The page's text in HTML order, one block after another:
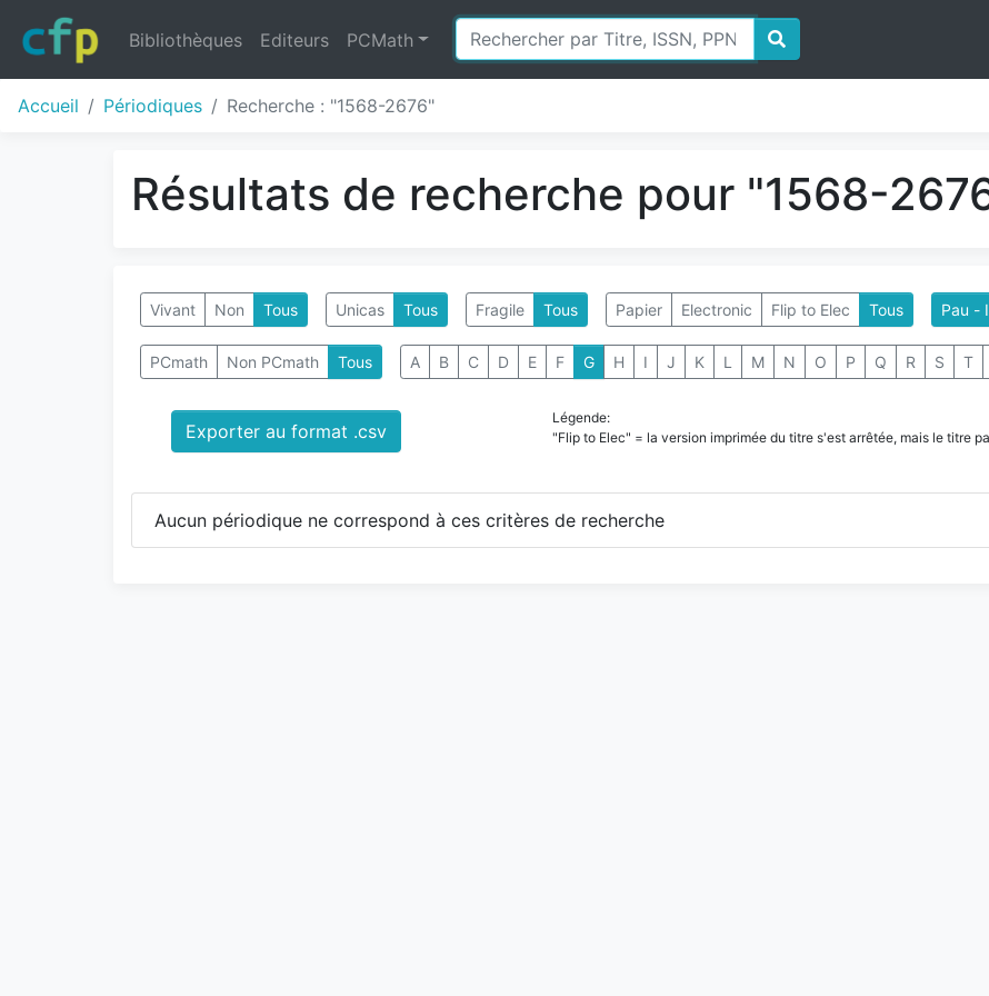
Bibliothèques Editeurs PCMath
Accueil Périodiques Recherche : "1568-2676"
Résultats de recherche pour "1568-
Vivant Non Tous Unicas Tous Fragile Tous Papier Electronic Flip to Elec Tous Pau -
PCmath Non PCmath Tous A B C D E F G H I J K L M N O P Q R S T
Exporter au format .csv
Légende:
"Flip to Elec" = la version imprimée du titre s'est arrêtée, mais le titre
Aucun périodique ne correspond à ces critères de recherche